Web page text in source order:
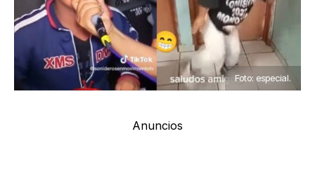
Foto: especial.
Anuncios